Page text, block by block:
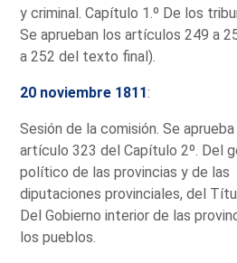
y criminal. Capítulo 1.º De los
Se aprueban los artículos 249 a
a 252 del texto final).
20 noviembre 1811:
Sesión de la comisión. Se
artículo 323 del Capítulo 2º. Del
político de las provincias y de las
diputaciones provinciales, del
Del Gobierno interior de las
los pueblos.